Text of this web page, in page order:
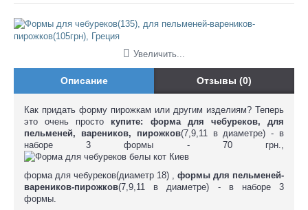
Увеличить...
Описание Отзывы (0)
Как придать форму пирожкам или другим изделиям? Теперь
это очень просто купите: форма для чебуреков, для
пельменей, вареников, пирожков(7,9,11 в диаметре) - в
наборе 3 формы - 70 грн.,
форма для чебуреков(диаметр 18) , формы для пельменей-
вареников-пирожков(7,9,11 в диаметре) - в наборе 3
формы.